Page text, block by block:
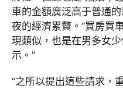
車的金額廣泛高于普通
夜的經濟累贅。“買房買
現類似，也是在男多女
示。”
“之所以提出這些請求，